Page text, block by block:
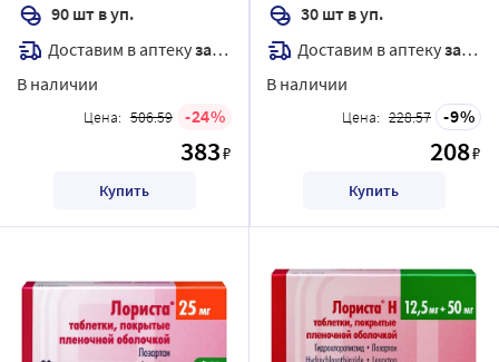
90 шт в уп.
Доставим в аптекузавтра
В наличии
Цена: 506.59 24
383₽
Купить
30 шт в уп.
Доставим в аптекузавтра
В наличии
Цена: 228.57 9
208₽
Купить